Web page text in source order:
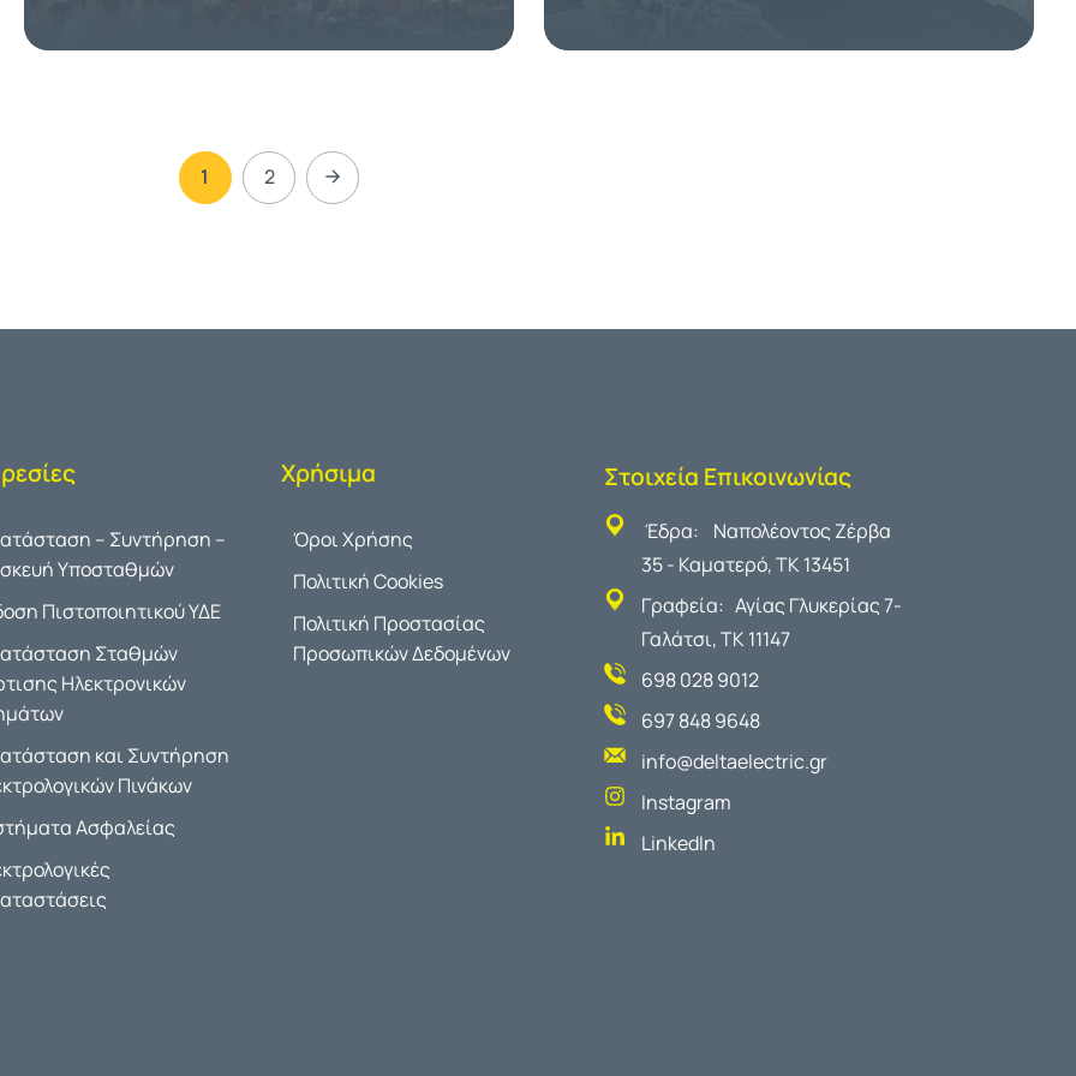
1 2
– Συντήρηση –
Υποσταθμών
Πιστοποιητικού ΥΔΕ
Σταθμών
Ηλεκτρονικών
και Συντήρηση
Πινάκων
Ασφαλείας
Χρήσιμα
Όροι Χρήσης
Πολιτική Cookies
Πολιτική Προστασίας
Προσωπικών Δεδομένων
Στοιχεία Επικοινωνίας
Έδρα: Ναπολέοντος Ζέρβα
35 - Καματερό, ΤΚ 13451
Γραφεία: Αγίας Γλυκερίας 7-
Γαλάτσι, ΤΚ 11147
698 028 9012
697 848 9648
info@deltaelectric.gr
Instagram
LinkedIn